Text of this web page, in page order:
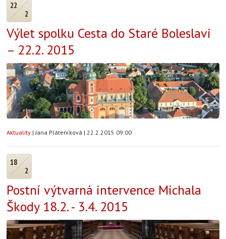
22
2
Výlet spolku Cesta do Staré Boleslavi
– 22.2. 2015
Aktuality | Jana Pláteníková | 22.2.2015 09:00
18
2
Postní výtvarná intervence Michala
Škody 18.2. - 3.4. 2015